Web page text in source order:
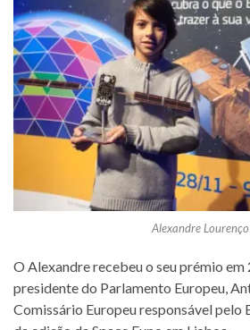
Alexandre Lourenço
O Alexandre recebeu o seu prémio
presidente do Parlamento Europeu,
Comissário Europeu responsável pelo